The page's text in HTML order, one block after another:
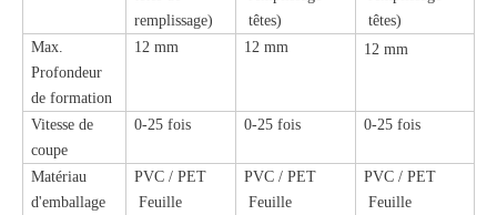
remplissage)
têtes)
têtes)
Max.
Profondeur
de formation
12 mm 12 mm 12 mm
Vitesse de
coupe
0-25 fois 0-25 fois 0-25 fois
Matériau
d'emballage
PVC / PET
Feuille
PVC / PET
Feuille
PVC / PET
Feuille